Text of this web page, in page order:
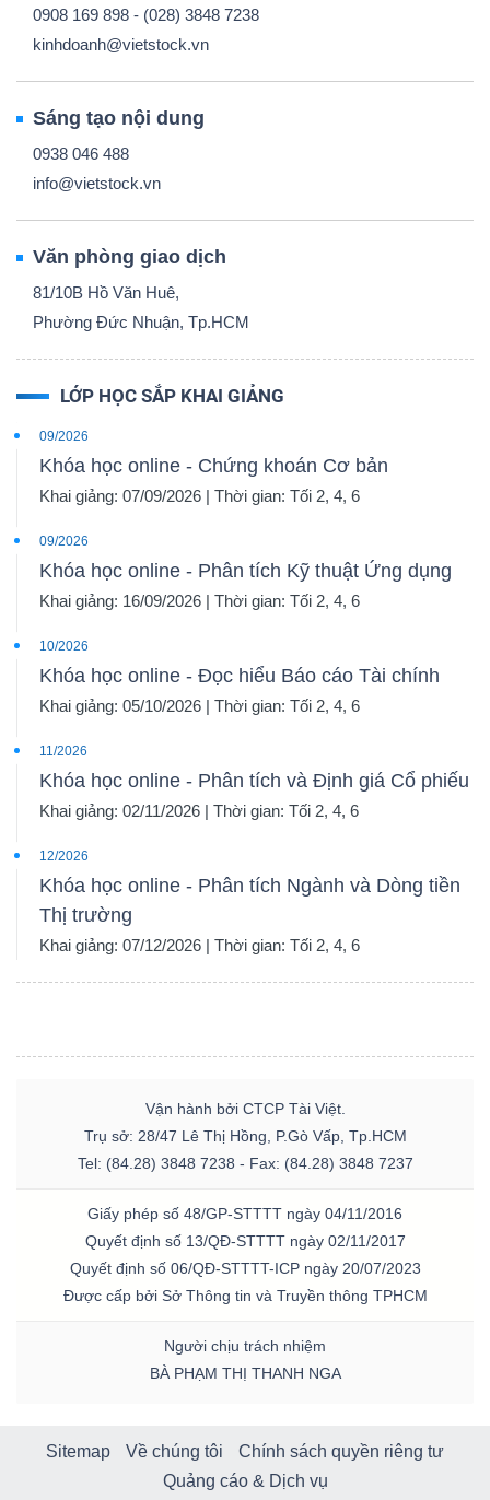
0908 169 898 - (028) 3848 7238
kinhdoanh@vietstock.vn
Sáng tạo nội dung
0938 046 488
info@vietstock.vn
Văn phòng giao dịch
81/10B Hồ Văn Huê,
Phường Đức Nhuận, Tp.HCM
LỚP HỌC SẮP KHAI GIẢNG
09/2026
Khóa học online - Chứng khoán Cơ bản
Khai giảng: 07/09/2026 | Thời gian: Tối 2, 4, 6
09/2026
Khóa học online - Phân tích Kỹ thuật Ứng dụng
Khai giảng: 16/09/2026 | Thời gian: Tối 2, 4, 6
10/2026
Khóa học online - Đọc hiểu Báo cáo Tài chính
Khai giảng: 05/10/2026 | Thời gian: Tối 2, 4, 6
11/2026
Khóa học online - Phân tích và Định giá Cổ phiếu
Khai giảng: 02/11/2026 | Thời gian: Tối 2, 4, 6
12/2026
Khóa học online - Phân tích Ngành và Dòng tiền
Thị trường
Khai giảng: 07/12/2026 | Thời gian: Tối 2, 4, 6
Vận hành bởi CTCP Tài Việt.
Trụ sở: 28/47 Lê Thị Hồng, P.Gò Vấp, Tp.HCM
Tel: (84.28) 3848 7238 - Fax: (84.28) 3848 7237
Giấy phép số 48/GP-STTTT ngày 04/11/2016
Quyết định số 13/QĐ-STTTT ngày 02/11/2017
Quyết định số 06/QĐ-STTTT-ICP ngày 20/07/2023
Được cấp bởi Sở Thông tin và Truyền thông TPHCM
Người chịu trách nhiệm
BÀ PHẠM THỊ THANH NGA
Sitemap Về chúng tôi
Chính sách quyền riêng tư
Quảng cáo & Dịch vụ